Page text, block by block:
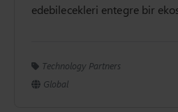
edebilecekleri entegre bir
Technology Partners
Global